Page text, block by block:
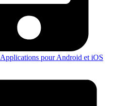
Applications pour Android et iOS